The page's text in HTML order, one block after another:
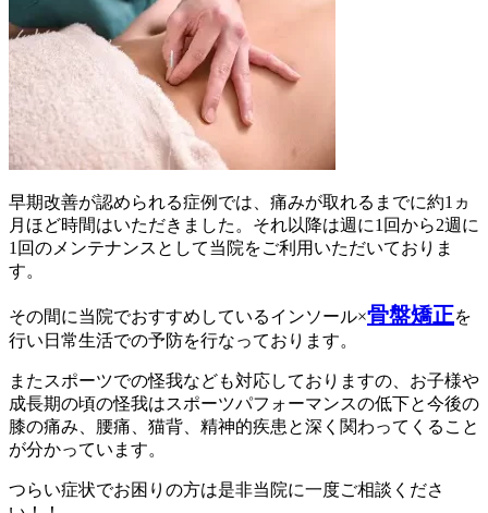
早期改善が認められる症例では、痛みが取れるまでに約1ヵ
月ほど時間はいただきました。それ以降は週に1回から2週に
1回のメンテナンスとして当院をご利用いただいておりま
す。
その間に当院でおすすめしているインソール×骨盤矯正を
行い日常生活での予防を行なっております。
またスポーツでの怪我なども対応しておりますの、お子様や
成長期の頃の怪我はスポーツパフォーマンスの低下と今後の
膝の痛み、腰痛、猫背、精神的疾患と深く関わってくること
が分かっています。
つらい症状でお困りの方は是非当院に一度ご相談くださ